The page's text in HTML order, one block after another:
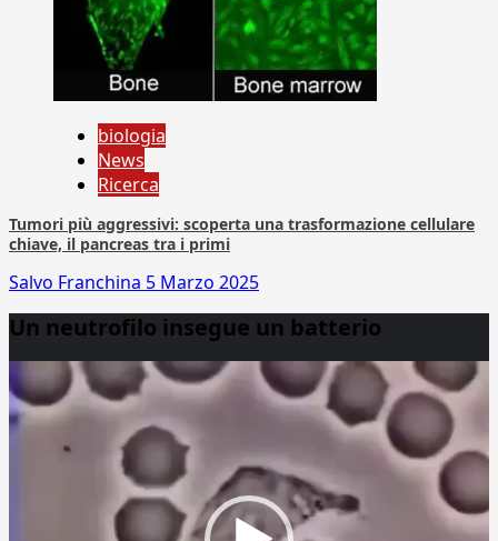
biologia
News
Ricerca
Tumori più aggressivi: scoperta una trasformazione cellulare
chiave, il pancreas tra i primi
Salvo Franchina 5 Marzo 2025
Un neutrofilo insegue un batterio
Player